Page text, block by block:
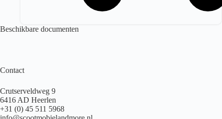
Beschikbare documenten
Contact
Crutserveldweg 9
6416 AD Heerlen
+31 (0) 45 511 5968